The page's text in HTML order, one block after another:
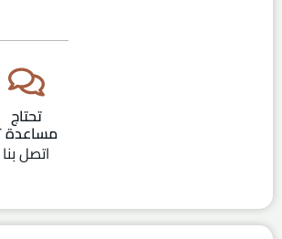
تحتاج
مساعدة
اتصل بنا